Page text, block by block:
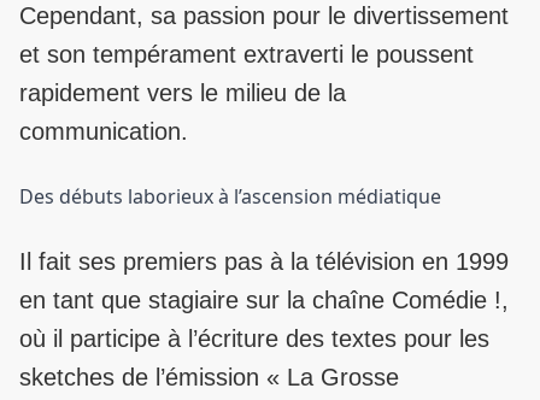
Cependant, sa passion pour le divertissement
et son tempérament extraverti le poussent
rapidement vers le milieu de la
communication.
Des débuts laborieux à l’ascension médiatique
Il fait ses premiers pas à la télévision en 1999
en tant que stagiaire sur la chaîne Comédie !,
où il participe à l’écriture des textes pour les
sketches de l’émission « La Grosse